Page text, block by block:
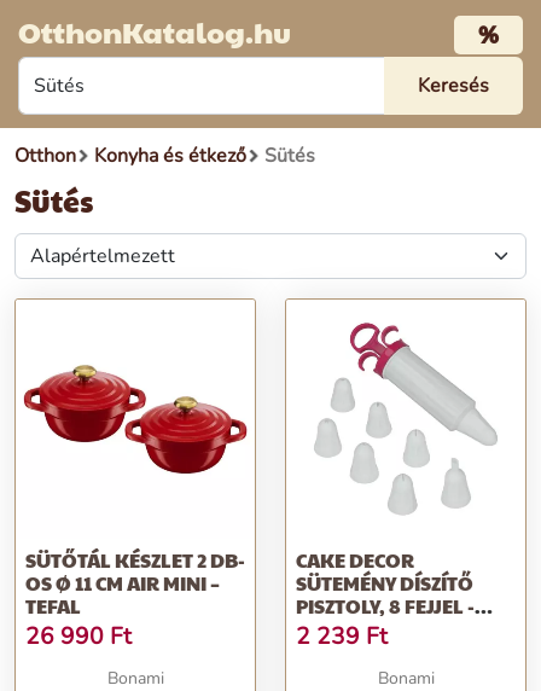
OtthonKatalog.hu %
Otthon Konyha és étkező Sütés
Sütés
SÜTŐTÁL KÉSZLET 2 DB-
OS Ø 11 CM AIR MINI –
TEFAL
26 990 Ft
Bonami
CAKE DECOR
SÜTEMÉNY DÍSZÍTŐ
PISZTOLY, 8 FEJJEL -
METALTEX
2 239 Ft
Bonami